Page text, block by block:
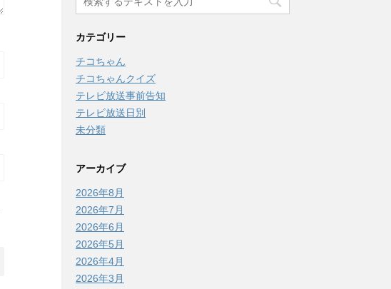
カテゴリー
チコちゃん
チコちゃんクイズ
テレビ放送事前告知
テレビ放送日別
未分類
アーカイブ
2026年8月
2026年7月
2026年6月
2026年5月
2026年4月
2026年3月